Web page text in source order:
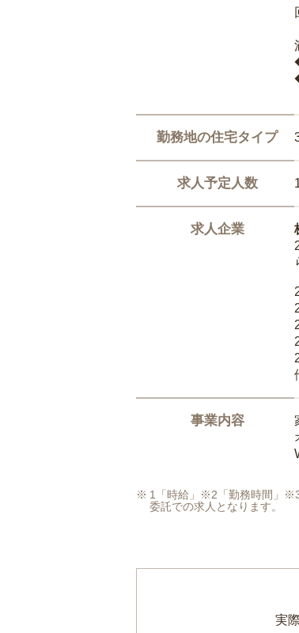
勤務地の住宅タイプ
求人予定人数
求人企業
事業内容
1「時給」※2「勤務時間」※3
委託での求人となります。
実